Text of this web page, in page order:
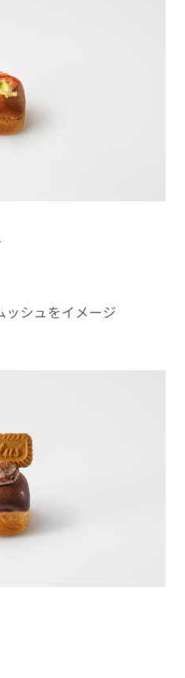
ッシュをイメージ